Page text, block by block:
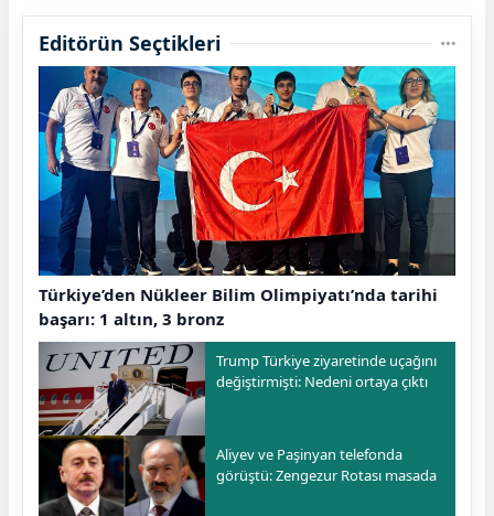
Editörün Seçtikleri
Türkiye’den Nükleer Bilim Olimpiyatı’nda tarihi
başarı: 1 altın, 3 bronz
Trump Türkiye ziyaretinde uçağını
değiştirmişti: Nedeni ortaya çıktı
Aliyev ve Paşinyan telefonda
görüştü: Zengezur Rotası masada